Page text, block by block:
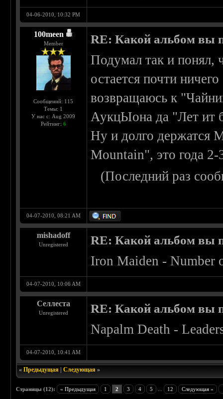
04-06-2010, 10:32 PM
100meen
Member
Сообщений: 115
Темы: 1
У нас с: Aug 2009
Рейтинг: 6
RE: Какой альбом вы
Подумал так и понял,
остается почти
возвращаюсь к
АукцЫона да "Лет ит
Ну и долго держатся
Mountain", это года 2-
(Последний раз
04-07-2010, 08:21 AM
mishadoff
Unregistered RE: Какой альбом вы
Iron Maiden - Number
04-07-2010, 10:06 AM
Селлеста
Unregistered RE: Какой альбом вы
Napalm Death -
04-07-2010, 10:41 AM
«Предыдущая |Следующая »
Страницы (12): « Предыдущая 1 2 3 4 5 12 Следующая »